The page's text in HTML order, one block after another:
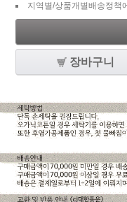
지역별/상품개별배송정책
장바구니